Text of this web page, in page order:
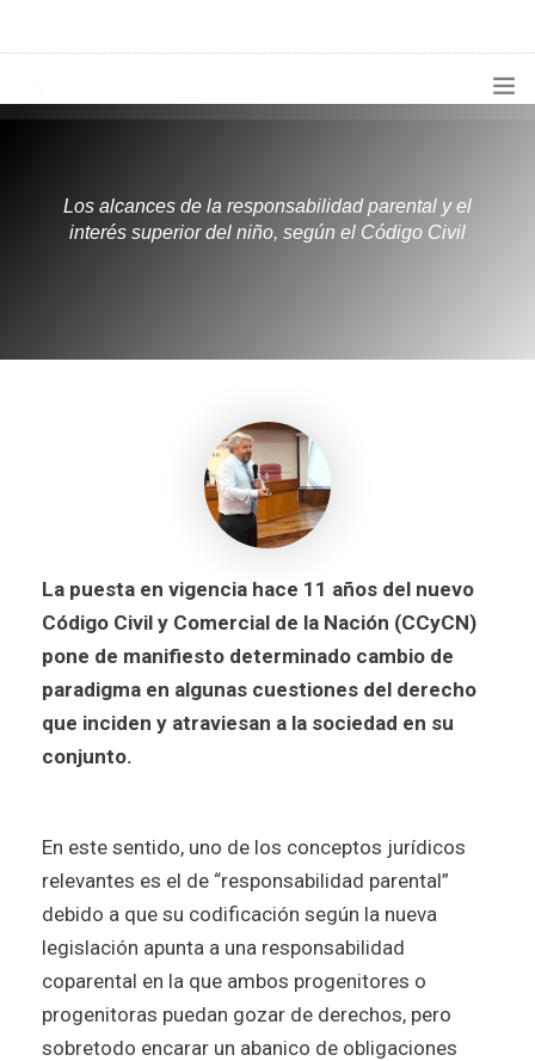
¿QUIÉNES SOMOS?
Los alcances de la responsabilidad parental y el
interés superior del niño, según el Código Civil
La puesta en vigencia hace 11 años del nuevo
Código Civil y Comercial de la Nación (CCyCN)
pone de manifiesto determinado cambio de
paradigma en algunas cuestiones del derecho
que inciden y atraviesan a la sociedad en su
conjunto.
En este sentido, uno de los conceptos jurídicos
relevantes es el de “responsabilidad parental”
debido a que su codificación según la nueva
legislación apunta a una responsabilidad
coparental en la que ambos progenitores o
progenitoras puedan gozar de derechos, pero
sobretodo encarar un abanico de obligaciones